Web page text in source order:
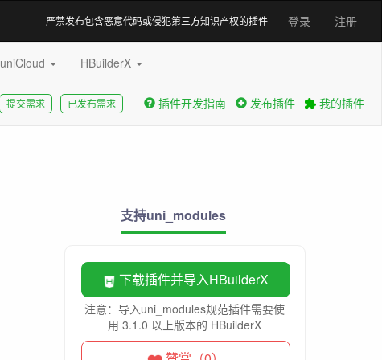
登录 注册
严禁发布包含恶意代码或侵犯第三方知识产权的插件
uniCloud HBuilderX
提交需求 已发布需求 插件开发指南 发布插件 我的插件
支持uni_modules
下载插件并导入HBuilderX
注意：导入uni_modules规范插件需要使
用 3.1.0 以上版本的 HBuilderX